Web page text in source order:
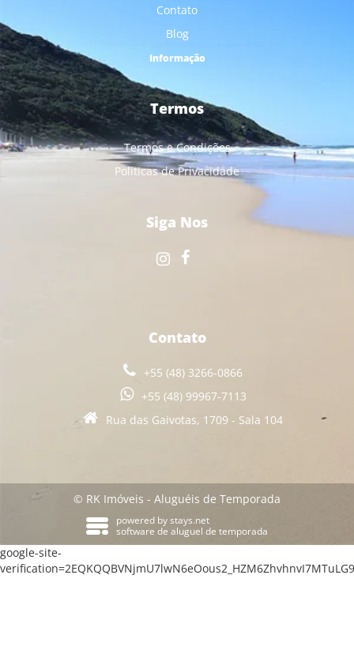
Contato
Blog
Informação
Termos
Termos e Condições
Politicas de Privacidade
Siga Nos
Contato
+55 (48) 3266-0866
+55 (48) 99967-7113
Rua das Gaivotas, 1709 - Sala 104
© RK Imóveis - Aluguéis de Temporada
powered bystays.net
software de aluguel de temporada
google-site-